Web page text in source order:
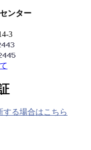
ンター
3
する場合はこちら